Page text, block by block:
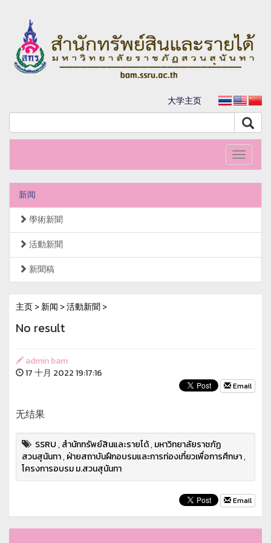
大学主页
Toggle
新闻
學術新聞
活動新聞
新聞稿
主页>新闻 >活動新聞>
No result
admin bam
17 十月 2022 19:17:16
Email
无结果
SSRU,สำนักทรัพย์สินและรายได้,มหาวิทยาลัยราชภัฏ
สวนสุนันทา,ฝ่ายสถาบันฝึกอบรมและการท่องเที่ยวเพื่อการศึกษา,
โครงการอบรม ม.สวนสุนันทา
Email